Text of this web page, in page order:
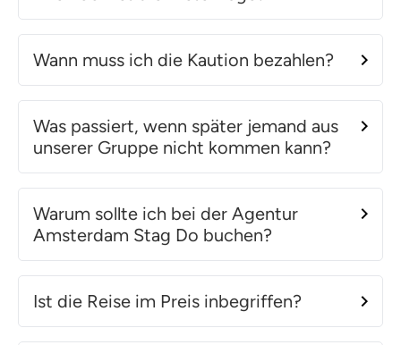
Wann muss ich die Kaution bezahlen?
Was passiert, wenn später jemand aus
unserer Gruppe nicht kommen kann?
Warum sollte ich bei der Agentur
Amsterdam Stag Do buchen?
Ist die Reise im Preis inbegriffen?